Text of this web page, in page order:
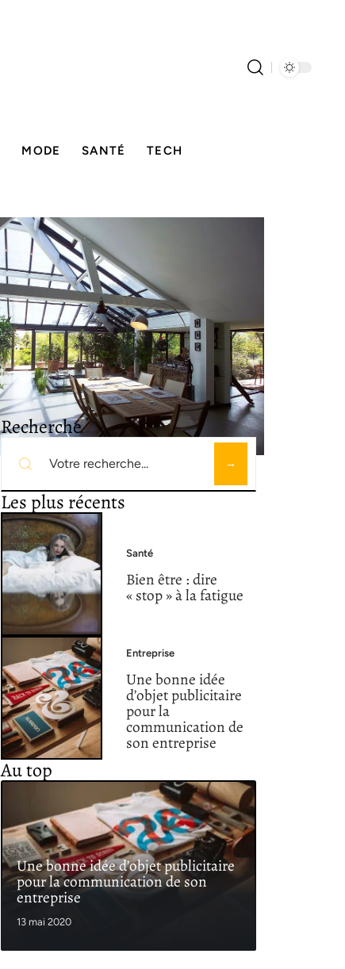
MODE SANTÉ TECH
Recherche
Les plus récents
Santé
Bien être : dire
« stop » à la fatigue
Entreprise
Une bonne idée
d’objet publicitaire
pour la
communication de
son entreprise
Au top
Une bonne idée d’objet publicitaire
pour la communication de son
entreprise
13 mai 2020